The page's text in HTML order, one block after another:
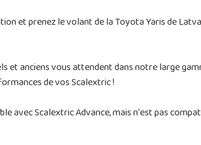
et prenez le volant de la Toyota Yaris de
et anciens vous attendent dans notre large
de vos Scalextric !
avec Scalextric Advance, mais n'est pas